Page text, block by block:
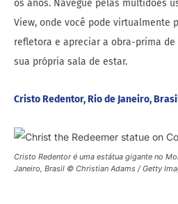
os anos. Navegue pelas multidões
View, onde você pode virtualmente
refletora e apreciar a obra-prima
sua própria sala de estar.
Cristo Redentor, Rio de Janeiro,
Cristo Redentor é uma estátua gigante no
Janeiro, Brasil © Christian Adams / Getty